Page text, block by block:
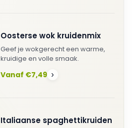
Oosterse wok kruidenmix
Geef je wokgerecht een warme,
kruidige en volle smaak.
Vanaf €7,49 ›
Italiaanse spaghettikruiden